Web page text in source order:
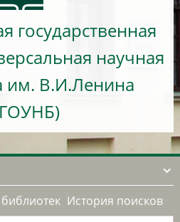
государственная
научная
им. В.И.Ленина
История поисков